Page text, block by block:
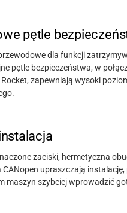
pętle
dla funkcji
pętle bezpieczeństwa,w
zapewniają wysoki
zaciski, hermetyczna
CANopen upraszczają
maszyn szybciej wprowadzić